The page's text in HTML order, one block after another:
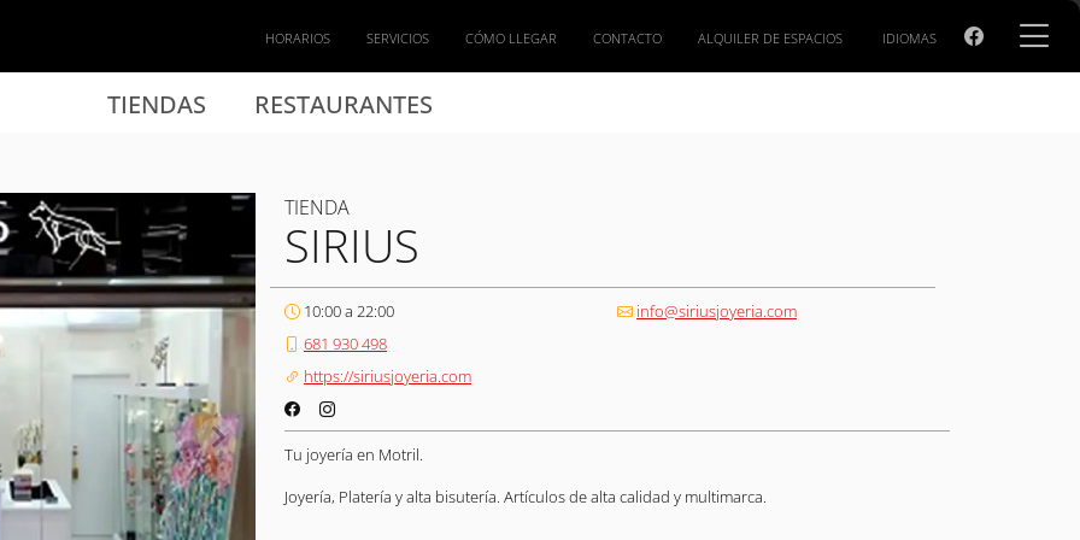
TIENDAS RESTAURANTES
HORARIOS SERVICIOS CÓMO LLEGAR CONTACTO ALQUILER DE ESPACIOS IDIOMAS
TIENDA
SIRIUS
10:00 a 22:00
info@siriusjoyeria.com
681 930 498
https://siriusjoyeria.com
Tu joyería en Motril.
Joyería, Platería y alta bisutería. Artículos de alta calidad y multimarca.